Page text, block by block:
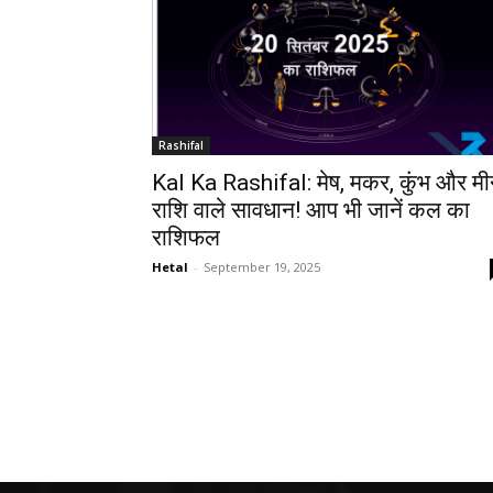
Rashifal
Kal Ka Rashifal: मेष, मकर, कुंभ और
राशि वाले सावधान! आप भी जानें कल का
राशिफल
Hetal - September 19, 2025